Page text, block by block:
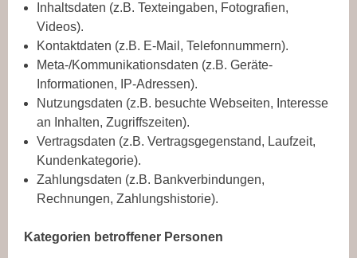
Inhaltsdaten (z.B. Texteingaben, Fotografien,
Videos).
Kontaktdaten (z.B. E-Mail, Telefonnummern).
Meta-/Kommunikationsdaten (z.B. Geräte-
Informationen, IP-Adressen).
Nutzungsdaten (z.B. besuchte Webseiten, Interesse
an Inhalten, Zugriffszeiten).
Vertragsdaten (z.B. Vertragsgegenstand, Laufzeit,
Kundenkategorie).
Zahlungsdaten (z.B. Bankverbindungen,
Rechnungen, Zahlungshistorie).
Kategorien betroffener Personen